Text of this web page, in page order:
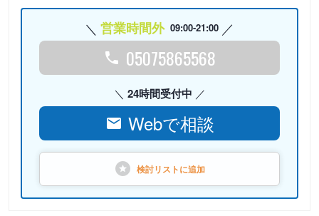
営業時間外 09:00-21:00
05075865568
24時間受付中
Webで相談
検討リストに追加